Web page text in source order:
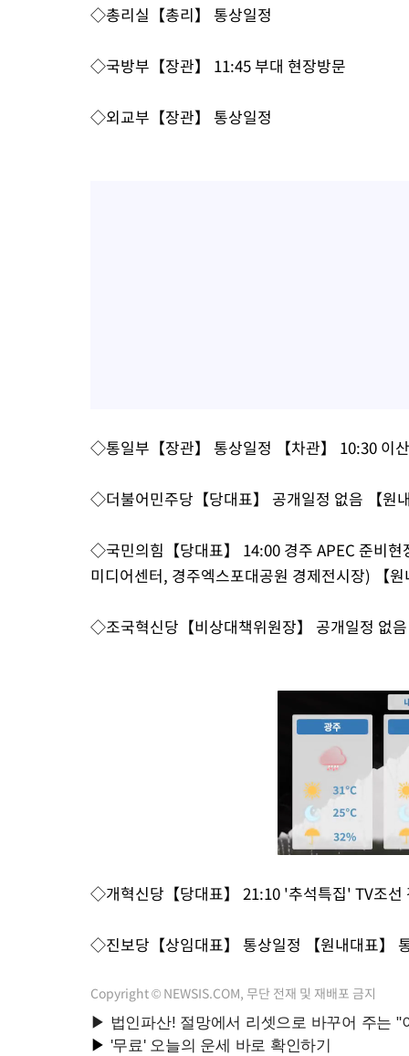
◇총리실【총리】 통상일정
◇국방부【장관】 11:45 부대 현장방문
◇외교부【장관】 통상일정
◇통일부【장관】 통상일정 【차관】 10:30 이
◇더불어민주당【당대표】 공개일정 없음 【원
◇국민의힘【당대표】 14:00 경주 APEC 준비
미디어센터, 경주엑스포대공원 경제전시장) 【
◇조국혁신당【비상대책위원장】 공개일정 없
◇개혁신당【당대표】 21:10 '추석특집' TV조선
◇진보당【상임대표】 통상일정 【원내대표】
Copyright © NEWSIS.COM, 무단 전재 및 재배포 금지